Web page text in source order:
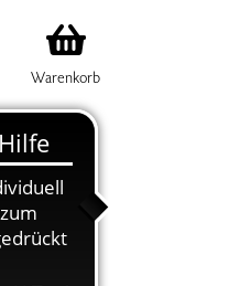
Warenkorb